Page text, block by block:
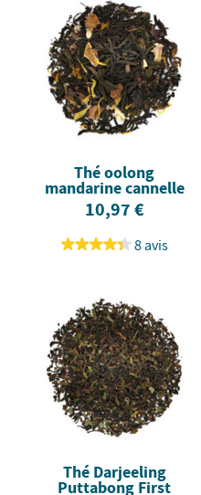
Thé oolong
mandarine cannelle
10,97 €
8 avis
Thé Darjeeling
Puttabong First